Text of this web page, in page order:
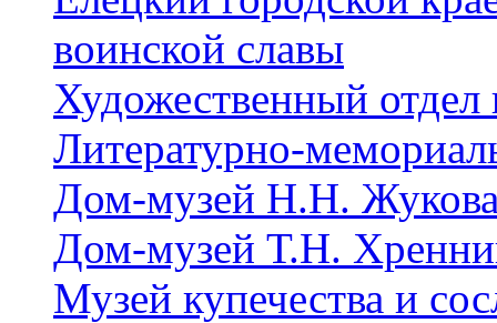
воинской славы
Художественный отдел
Литературно-
Дом-музей Н.Н.
Дом-музей Т.Н.
Музей купечества и